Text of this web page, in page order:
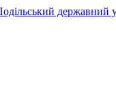
державний